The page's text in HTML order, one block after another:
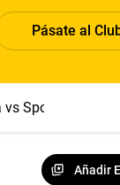
Pásate al
Sport Boys
Añadir